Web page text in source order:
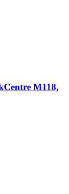
M118,